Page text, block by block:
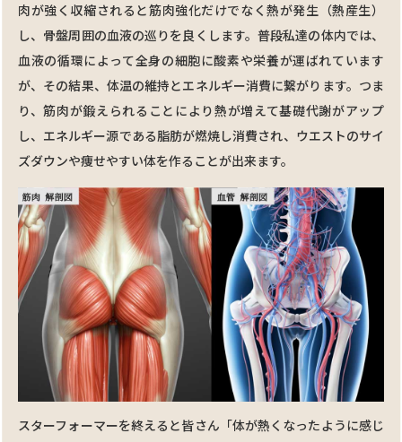
肉が強く収縮されると筋肉強化だけでなく熱が発生（熱産生）
し、骨盤周囲の⾎液の巡りを良くします。普段私達の体内では、
血液の循環によって全⾝の細胞に酸素や栄養が運ばれています
が、その結果、体温の維持とエネルギー消費に繋がります。つま
り、筋肉が鍛えられることにより熱が増えて基礎代謝がアップ
し、エネルギー源である脂肪が燃焼し消費され、ウエストのサイ
ズダウンや痩せやすい体を作ることが出来ます。
スターフォーマーを終えると皆さん「体が熱くなったように感じ